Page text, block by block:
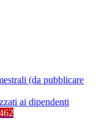
(da pubblicare
ai dipendenti